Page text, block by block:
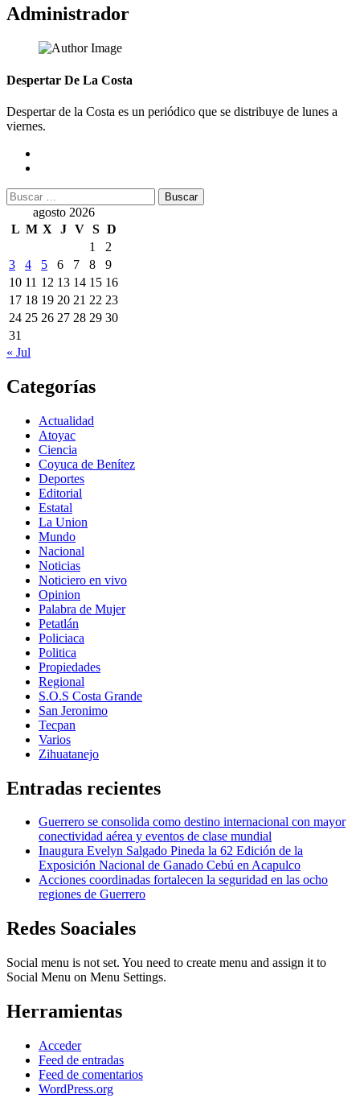
Administrador
Despertar De La Costa
Despertar de la Costa es un periódico que se distribuye de lunes a
viernes.
Buscar:
agosto 2026
L M X J V S D
1
2
3
4 5 6 7 8
9
10 11 12 13 14 15 16
17 18 19 20 21 22 23
24 25 26 27 28 29 30
31
« Jul
Categorías
Actualidad
Atoyac
Ciencia
Coyuca de Benítez
Deportes
Editorial
Estatal
La Union
Mundo
Nacional
Noticias
Noticiero en vivo
Opinion
Palabra de Mujer
Petatlán
Policiaca
Politica
Propiedades
Regional
S.O.S Costa Grande
San Jeronimo
Tecpan
Varios
Zihuatanejo
Entradas recientes
Guerrero se consolida como destino internacional con mayor
conectividad aérea y eventos de clase mundial
Inaugura Evelyn Salgado Pineda la 62 Edición de la
Exposición Nacional de Ganado Cebú en Acapulco
Acciones coordinadas fortalecen la seguridad en las ocho
regiones de Guerrero
Redes Soaciales
Social menu is not set. You need to create menu and assign it to
Social Menu on Menu Settings.
Herramientas
Acceder
Feed de entradas
Feed de comentarios
WordPress.org